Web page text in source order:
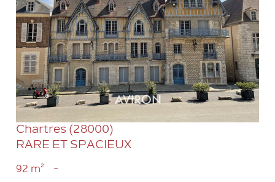
VOIR LE BIEN
Chartres (28000)
RARE ET SPACIEUX
92 m² -